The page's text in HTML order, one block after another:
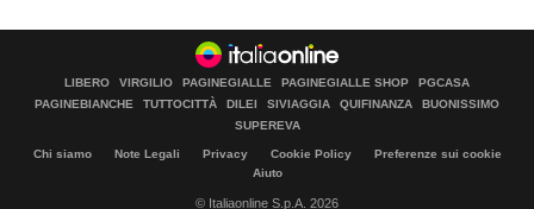
LIBERO VIRGILIO PAGINEGIALLE PAGINEGIALLE SHOP
PGCASA
PAGINEBIANCHE
TUTTOCITTÀ DILEI SIVIAGGIA QUIFINANZA
BUONISSIMO
SUPEREVA
Chi siamo Note Legali Privacy Cookie Policy
Preferenze sui cookie
Aiuto
© Italiaonline S.p.A. 2026